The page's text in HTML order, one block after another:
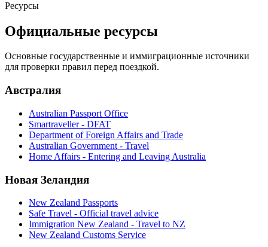
Ресурсы
Официальные ресурсы
Основные государственные и иммиграционные источники
для проверки правил перед поездкой.
Австралия
Australian Passport Office
Smartraveller - DFAT
Department of Foreign Affairs and Trade
Australian Government - Travel
Home Affairs - Entering and Leaving Australia
Новая Зеландия
New Zealand Passports
Safe Travel - Official travel advice
Immigration New Zealand - Travel to NZ
New Zealand Customs Service